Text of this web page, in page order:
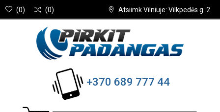
Atsiimk Vilniuje: Vilkpedės g. 2
(0) (0)
+370 689 777 44